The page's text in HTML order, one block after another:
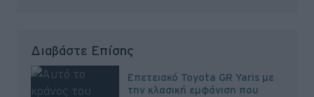
Διαβάστε Επίσης
Επετειακό Toyota GR Yaris με
την κλασική εμφάνιση που